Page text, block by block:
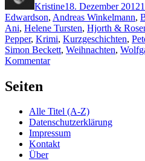
Kristine18. Dezember 2012
Edwardson, Andreas Winkelmann,
Ani, Helene Tursten, Hjorth &
Pepper, Krimi, Kurzgeschichten,
Simon Beckett, Weihnachten,
Kommentarzu
Tatort
Tannenbaum
Seiten
Alle Titel (A-Z)
Datenschutzerklärung
Impressum
Kontakt
Über